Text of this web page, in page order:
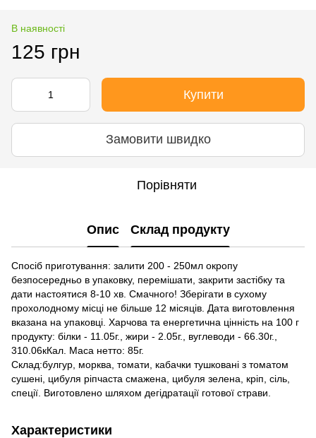
В наявності
125 грн
Купити
Замовити швидко
Порівняти
Опис Склад продукту
Спосіб приготування: залити 200 - 250мл окропу
безпосередньо в упаковку, перемішати, закрити застібку та
дати настоятися 8-10 хв. Смачного! Зберігати в сухому
прохолодному місці не більше 12 місяців. Дата виготовлення
вказана на упаковці. Харчова та енергетична цінність на 100 г
продукту: білки - 11.05г., жири - 2.05г., вуглеводи - 66.30г.,
310.06кКал. Маса нетто: 85г.
Склад:булгур, морква, томати, кабачки тушковані з томатом
сушені, цибуля ріпчаста смажена, цибуля зелена, кріп, сіль,
спеції. Виготовлено шляхом дегідратації готової страви.
Характеристики